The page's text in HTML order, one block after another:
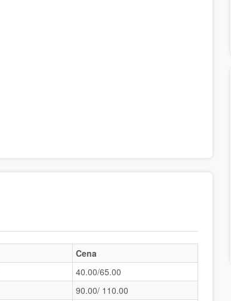
Cena
40.00/65.00
90.00/ 110.00